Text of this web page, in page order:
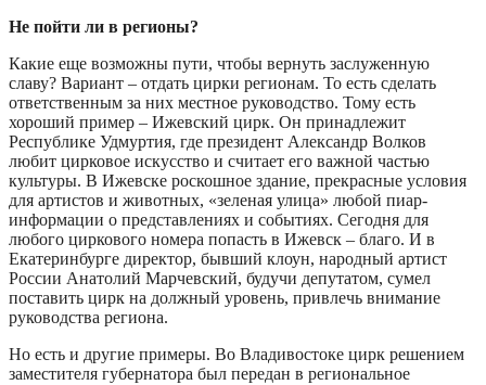
Не пойти ли в регионы?
Какие еще возможны пути, чтобы вернуть заслуженную
славу? Вариант – отдать цирки регионам. То есть сделать
ответственным за них местное руководство. Тому есть
хороший пример – Ижевский цирк. Он принадлежит
Республике Удмуртия, где президент Александр Волков
любит цирковое искусство и считает его важной частью
культуры. В Ижевске роскошное здание, прекрасные условия
для артистов и животных, «зеленая улица» любой пиар-
информации о представлениях и событиях. Сегодня для
любого циркового номера попасть в Ижевск – благо. И в
Екатеринбурге директор, бывший клоун, народный артист
России Анатолий Марчевский, будучи депутатом, сумел
поставить цирк на должный уровень, привлечь внимание
руководства региона.
Но есть и другие примеры. Во Владивостоке цирк решением
заместителя губернатора был передан в региональное